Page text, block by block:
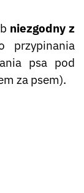
niezgodny z
przypinania
psa pod
za psem).